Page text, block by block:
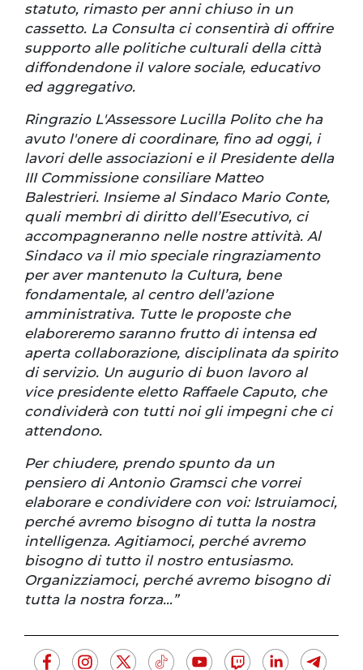
statuto, rimasto per anni chiuso in un
cassetto. La Consulta ci consentirà di offrire
supporto alle politiche culturali della città
diffondendone il valore sociale, educativo
ed aggregativo.
Ringrazio L'Assessore Lucilla Polito che ha
avuto l'onere di coordinare, fino ad oggi, i
lavori delle associazioni e il Presidente della
III Commissione consiliare Matteo
Balestrieri. Insieme al Sindaco Mario Conte,
quali membri di diritto dell’Esecutivo, ci
accompagneranno nelle nostre attività. Al
Sindaco va il mio speciale ringraziamento
per aver mantenuto la Cultura, bene
fondamentale, al centro dell’azione
amministrativa. Tutte le proposte che
elaboreremo saranno frutto di intensa ed
aperta collaborazione, disciplinata da spirito
di servizio. Un augurio di buon lavoro al
vice presidente eletto Raffaele Caputo, che
condividerà con tutti noi gli impegni che ci
attendono.
Per chiudere, prendo spunto da un
pensiero di Antonio Gramsci che vorrei
elaborare e condividere con voi: Istruiamoci,
perché avremo bisogno di tutta la nostra
intelligenza. Agitiamoci, perché avremo
bisogno di tutto il nostro entusiasmo.
Organizziamoci, perché avremo bisogno di
tutta la nostra forza…”